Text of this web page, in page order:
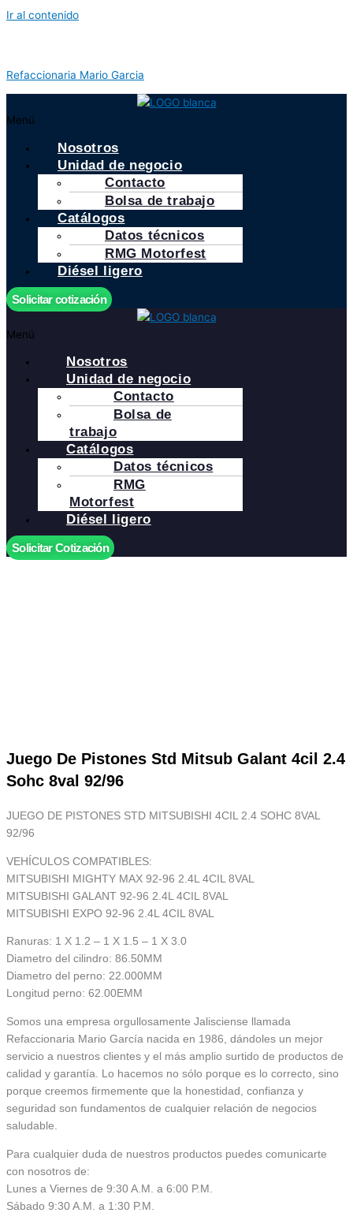
Ir al contenido
Refaccionaria Mario Garcia
Menú
Nosotros
Unidad de negocio
Contacto
Bolsa de trabajo
Catálogos
Datos técnicos
RMG Motorfest
Diésel ligero
Solicitar cotización
Menú
Nosotros
Unidad de negocio
Contacto
Bolsa de
trabajo
Catálogos
Datos técnicos
RMG
Motorfest
Diésel ligero
Solicitar Cotización
Juego De Pistones Std Mitsub Galant 4cil 2.4
Sohc 8val 92/96
JUEGO DE PISTONES STD MITSUBISHI 4CIL 2.4 SOHC 8VAL
92/96
VEHÍCULOS COMPATIBLES:
MITSUBISHI MIGHTY MAX 92-96 2.4L 4CIL 8VAL
MITSUBISHI GALANT 92-96 2.4L 4CIL 8VAL
MITSUBISHI EXPO 92-96 2.4L 4CIL 8VAL
Ranuras: 1 X 1.2 – 1 X 1.5 – 1 X 3.0
Diametro del cilindro: 86.50MM
Diametro del perno: 22.000MM
Longitud perno: 62.00EMM
Somos una empresa orgullosamente Jalisciense llamada
Refaccionaria Mario García nacida en 1986, dándoles un mejor
servicio a nuestros clientes y el más amplio surtido de productos de
calidad y garantía. Lo hacemos no sólo porque es lo correcto, sino
porque creemos firmemente que la honestidad, confianza y
seguridad son fundamentos de cualquier relación de negocios
saludable.
Para cualquier duda de nuestros productos puedes comunicarte
con nosotros de:
Lunes a Viernes de 9:30 A.M. a 6:00 P.M.
Sábado 9:30 A.M. a 1:30 P.M.